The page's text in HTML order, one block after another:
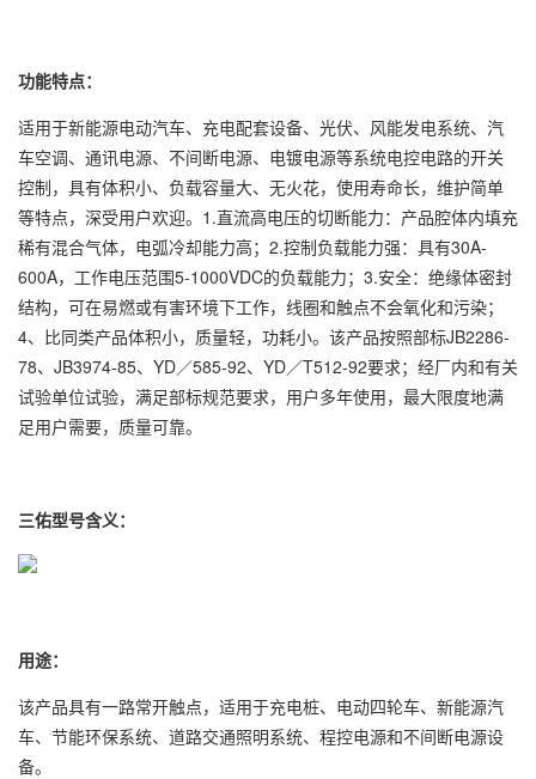
功能特点：
适用于新能源电动汽车、充电配套设备、光伏、风能发电系统、汽
车空调、通讯电源、不间断电源、电镀电源等系统电控电路的开关
控制，具有体积小、负载容量大、无火花，使用寿命长，维护简单
等特点，深受用户欢迎。1.直流高电压的切断能力：产品腔体内填充
稀有混合气体，电弧冷却能力高；2.控制负载能力强：具有30A-
600A，工作电压范围5-1000VDC的负载能力；3.安全：绝缘体密封
结构，可在易燃或有害环境下工作，线圈和触点不会氧化和污染；
4、比同类产品体积小，质量轻，功耗小。该产品按照部标JB2286-
78、JB3974-85、YD／585-92、YD／T512-92要求；经厂内和有关
试验单位试验，满足部标规范要求，用户多年使用，最大限度地满
足用户需要，质量可靠。
三佑型号含义：
用途：
该产品具有一路常开触点，适用于充电桩、电动四轮车、新能源汽
车、节能环保系统、道路交通照明系统、程控电源和不间断电源设
备。